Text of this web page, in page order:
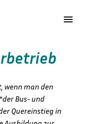
wenn man den
Bus- und
Quereinstieg in